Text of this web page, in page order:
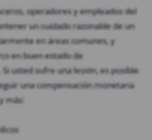
operadores y empleados del
un cuidado razonable de un
en áreas comunes, y
en buen estado de
usted sufre una lesión, es posible
una compensación monetaria
más: